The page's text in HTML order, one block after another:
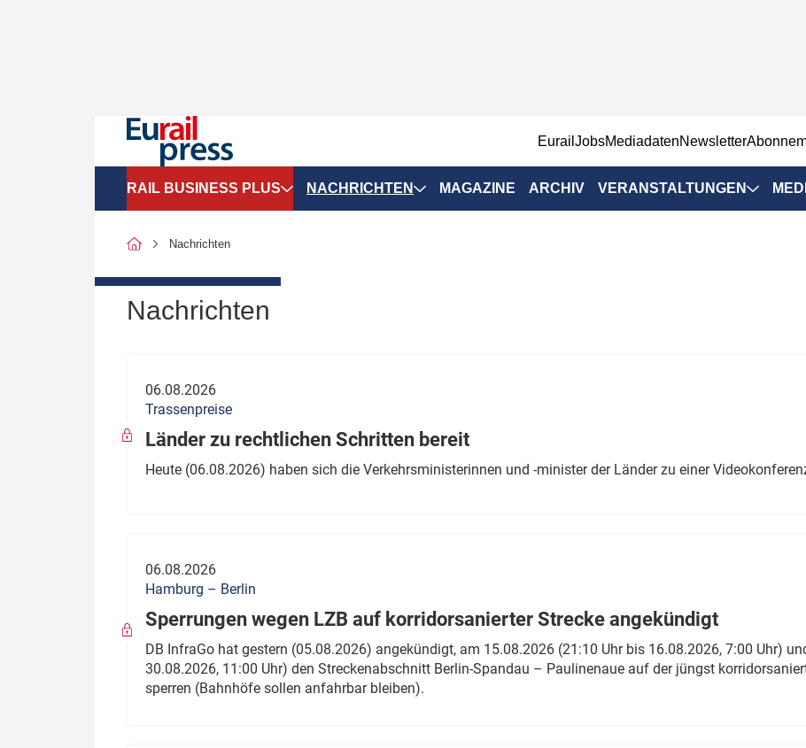
EurailJobsMediadatenNewsletter
RAIL BUSINESS PLUS
SPNV-Marktdaten
Politik
wen?
Thema des Monats
Dossier: Generalsanierung
Dossier: ETCS
Dossier:
NACHRICHTEN MAGAZINE ARCHIV VERANSTALTUNGEN
Nachrichten
Nachrichten
06.08.2026
Trassenpreise
Länder zu rechtlichen Schritten bereit
Heute (06.08.2026) haben sich die Verkehrsministerinnen und -minister der Länder zu einer
06.08.2026
Hamburg – Berlin
Sperrungen wegen LZB auf korridorsanierter Strecke angekündigt
DB InfraGo hat gestern (05.08.2026) angekündigt, am 15.08.2026 (21:10 Uhr bis 16.08.2026, 7:00 Uhr)
30.08.2026, 11:00 Uhr) den Streckenabschnitt Berlin-Spandau – Paulinenaue auf der jüngst
sperren (Bahnhöfe sollen anfahrbar bleiben).